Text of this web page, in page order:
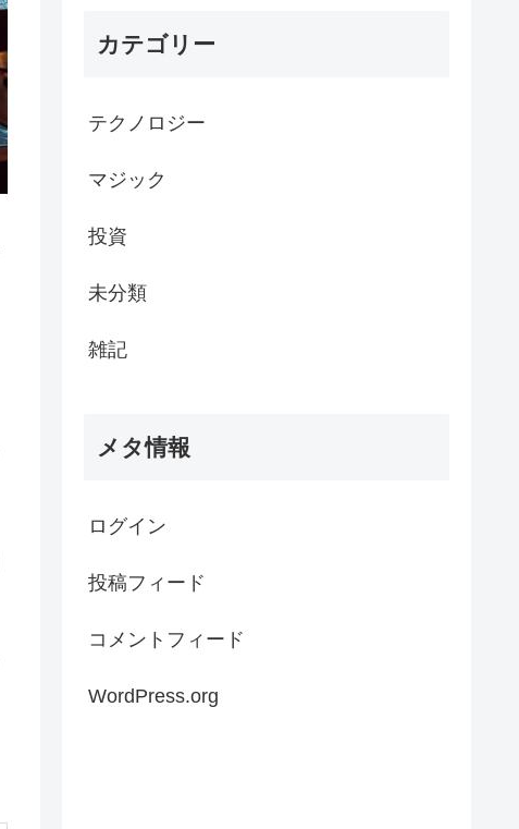
カテゴリー
テクノロジー
マジック
投資
未分類
雑記
メタ情報
ログイン
投稿フィード
コメントフィード
WordPress.org